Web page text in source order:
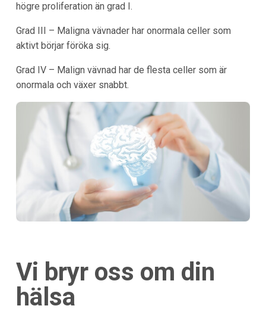
högre proliferation än grad I.
Grad III – Maligna vävnader har onormala celler som
aktivt börjar föröka sig.
Grad IV – Malign vävnad har de flesta celler som är
onormala och växer snabbt.
Vi bryr oss om din
hälsa